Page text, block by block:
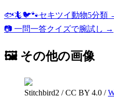
🐟🦎🐦🐾セキツイ動物5分類
📷 一問一答クイズで腕試し →
🖼 その他の画像
Stitchbird2 /CC BY 4.0 /